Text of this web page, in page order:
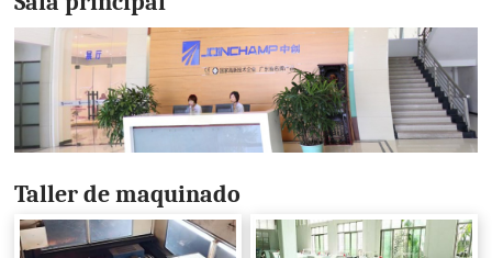
Taller de maquinado